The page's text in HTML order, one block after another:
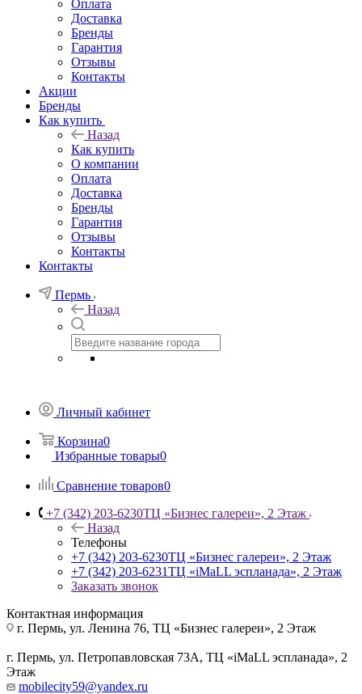
Оплата
Доставка
Бренды
Гарантия
Отзывы
Контакты
Акции
Бренды
Как купить
Назад
Как купить
О компании
Оплата
Доставка
Бренды
Гарантия
Отзывы
Контакты
Контакты
Пермь
Назад
Личный кабинет
Корзина0
Избранные товары0
Сравнение товаров0
+7 (342) 203-6230ТЦ «Бизнес галереи», 2 Этаж
Назад
Телефоны
+7 (342) 203-6230ТЦ «Бизнес галереи», 2 Этаж
+7 (342) 203-6231ТЦ «iMaLL эспланада», 2 Этаж
Заказать звонок
Контактная информация
г. Пермь, ул. Ленина 76, ТЦ «Бизнес галереи», 2 Этаж
г. Пермь, ул. Петропавловская 73А, ТЦ «iMaLL эспланада», 2
Этаж
mobilecity59@yandex.ru